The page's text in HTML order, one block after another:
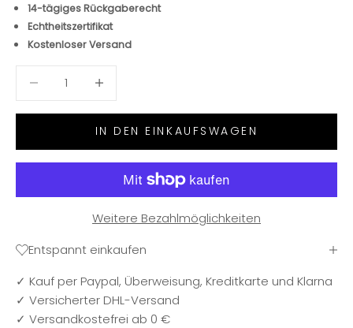
14-tägiges Rückgaberecht
Echtheitszertifikat
Kostenloser Versand
IN DEN EINKAUFSWAGEN
Weitere Bezahlmöglichkeiten
Entspannt einkaufen
✓ Kauf per Paypal, Überweisung, Kreditkarte und Klarna
✓ Versicherter DHL-Versand
✓ Versandkostefrei ab 0 €